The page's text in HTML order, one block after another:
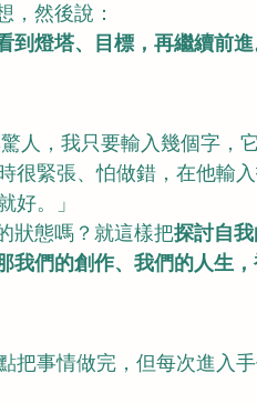
，然後說：
到燈塔、目標，再繼續前進
人，我只要輸入幾個字，
很緊張、怕做錯，在他輸
好。」
狀態嗎？就這樣把探討自
我們的創作、我們的人生
把事情做完，但每次進入